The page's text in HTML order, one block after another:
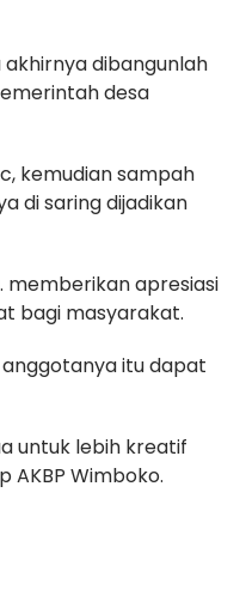
dibangunlah
desa
kemudian sampah
di saring dijadikan
memberikan apresiasi
bagi masyarakat.
itu dapat
untuk lebih kreatif
AKBP Wimboko.